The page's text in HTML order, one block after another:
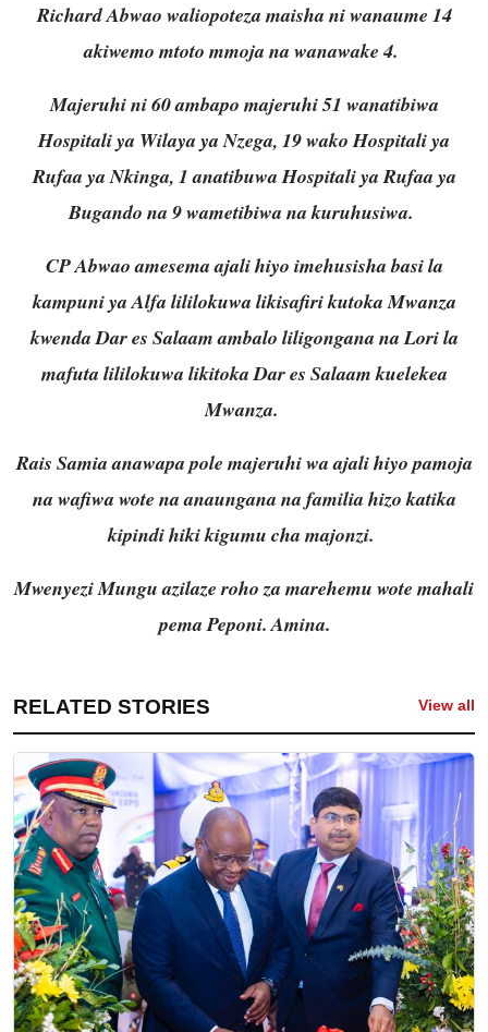
Richard Abwao waliopoteza maisha ni wanaume 14
akiwemo mtoto mmoja na wanawake 4.
Majeruhi ni 60 ambapo majeruhi 51 wanatibiwa
Hospitali ya Wilaya ya Nzega, 19 wako Hospitali ya
Rufaa ya Nkinga, 1 anatibuwa Hospitali ya Rufaa ya
Bugando na 9 wametibiwa na kuruhusiwa.
CP Abwao amesema ajali hiyo imehusisha basi la
kampuni ya Alfa lililokuwa likisafiri kutoka Mwanza
kwenda Dar es Salaam ambalo liligongana na Lori la
mafuta lililokuwa likitoka Dar es Salaam kuelekea
Mwanza.
Rais Samia anawapa pole majeruhi wa ajali hiyo pamoja
na wafiwa wote na anaungana na familia hizo katika
kipindi hiki kigumu cha majonzi.
Mwenyezi Mungu azilaze roho za marehemu wote mahali
pema Peponi. Amina.
RELATED STORIES View all